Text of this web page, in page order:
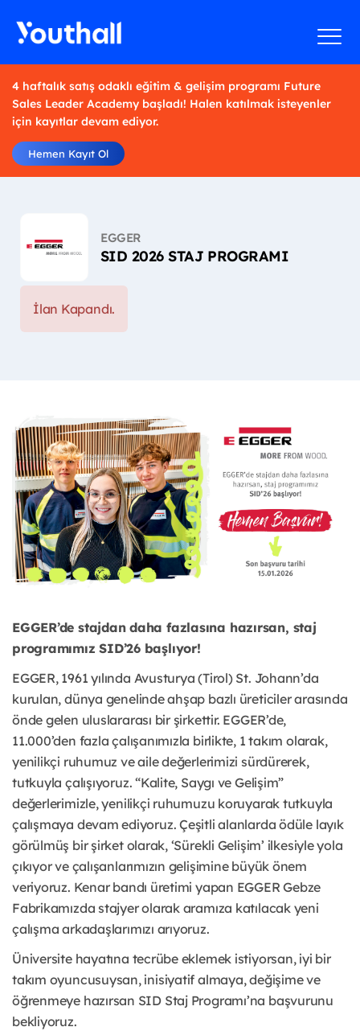
4 haftalık satış odaklı eğitim & gelişim programı Future
Sales Leader Academy başladı! Halen katılmak isteyenler
için kayıtlar devam ediyor.
Hemen Kayıt Ol
EGGER
SID 2026 STAJ PROGRAMI
İlan Kapandı.
EGGER’de stajdan daha fazlasına hazırsan, staj
programımız SID’26 başlıyor!
EGGER, 1961 yılında Avusturya (Tirol) St. Johann’da
kurulan, dünya genelinde ahşap bazlı üreticiler arasında
önde gelen uluslararası bir şirkettir. EGGER’de,
11.000’den fazla çalışanımızla birlikte, 1 takım olarak,
yenilikçi ruhumuz ve aile değerlerimizi sürdürerek,
tutkuyla çalışıyoruz. “Kalite, Saygı ve Gelişim”
değerlerimizle, yenilikçi ruhumuzu koruyarak tutkuyla
çalışmaya devam ediyoruz. Çeşitli alanlarda ödüle layık
görülmüş bir şirket olarak, ‘Sürekli Gelişim’ ilkesiyle yola
çıkıyor ve çalışanlarımızın gelişimine büyük önem
veriyoruz. Kenar bandı üretimi yapan EGGER Gebze
Fabrikamızda stajyer olarak aramıza katılacak yeni
çalışma arkadaşlarımızı arıyoruz.
Üniversite hayatına tecrübe eklemek istiyorsan, iyi bir
takım oyuncusuysan, inisiyatif almaya, değişime ve
öğrenmeye hazırsan SID Staj Programı’na başvurunu
bekliyoruz.